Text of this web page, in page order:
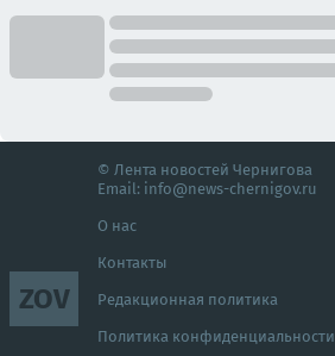
ZOV
© Лента новостей Чернигова
Email: info@news-chernigov.ru
О нас
Контакты
Редакционная политика
Политика конфиденциальности